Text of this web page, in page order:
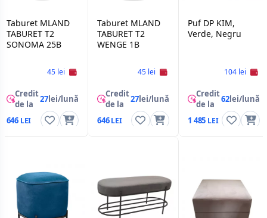
Taburet MLAND
TABURET T2
SONOMA 25B
45 lei
Credit
de la
27lei/lună
646
Taburet MLAND
TABURET T2
WENGE 1B
45 lei
Credit
de la
27lei/lună
646
Puf DP KIM,
Verde, Negru
104 lei
Credit
de la
62lei/lună
1 485